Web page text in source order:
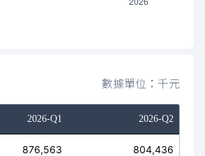
數據單位：千元
2026-Q1 2026-Q2
876,563 804,436